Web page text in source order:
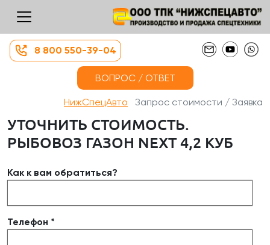
8 800 550-39-04
ВОПРОС / ОТВЕТ
НижСпецАвто Запрос стоимости / Заявка
УТОЧНИТЬ СТОИМОСТЬ.
РЫБОВОЗ ГАЗОН NEXT 4,2 КУБ
Как к вам обратиться?
Телефон *